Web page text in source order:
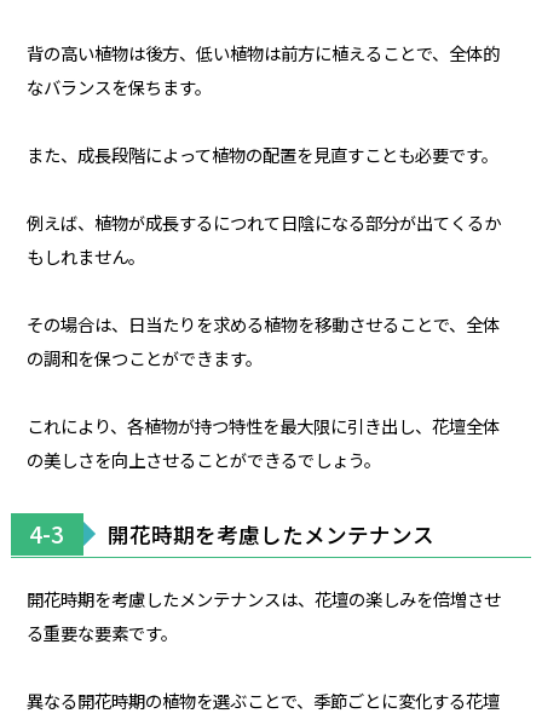
背の高い植物は後方、低い植物は前方に植えることで、全体的
なバランスを保ちます。
また、成長段階によって植物の配置を見直すことも必要です。
例えば、植物が成長するにつれて日陰になる部分が出てくるか
もしれません。
その場合は、日当たりを求める植物を移動させることで、全体
の調和を保つことができます。
これにより、各植物が持つ特性を最大限に引き出し、花壇全体
の美しさを向上させることができるでしょう。
4-3 開花時期を考慮したメンテナンス
開花時期を考慮したメンテナンスは、花壇の楽しみを倍増させ
る重要な要素です。
異なる開花時期の植物を選ぶことで、季節ごとに変化する花壇